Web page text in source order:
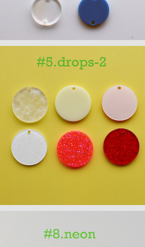
サークルモチーフ アクリルパーツ(L）６PC
S
¥300